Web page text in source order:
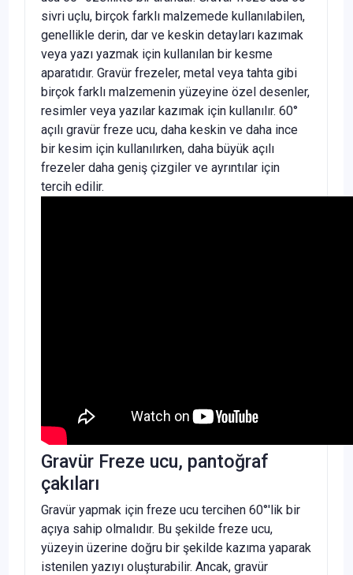
sivri uçlu, birçok farklı malzemede kullanılabilen,
genellikle derin, dar ve keskin detayları kazımak
veya yazı yazmak için kullanılan bir kesme
aparatıdır. Gravür frezeler, metal veya tahta gibi
birçok farklı malzemenin yüzeyine özel desenler,
resimler veya yazılar kazımak için kullanılır. 60°
açılı gravür freze ucu, daha keskin ve daha ince
bir kesim için kullanılırken, daha büyük açılı
frezeler daha geniş çizgiler ve ayrıntılar için
tercih edilir.
Gravür Freze ucu, pantoğraf
çakıları
Gravür yapmak için freze ucu tercihen 60°'lik bir
açıya sahip olmalıdır. Bu şekilde freze ucu,
yüzeyin üzerine doğru bir şekilde kazıma yaparak
istenilen yazıyı oluşturabilir. Ancak, gravür